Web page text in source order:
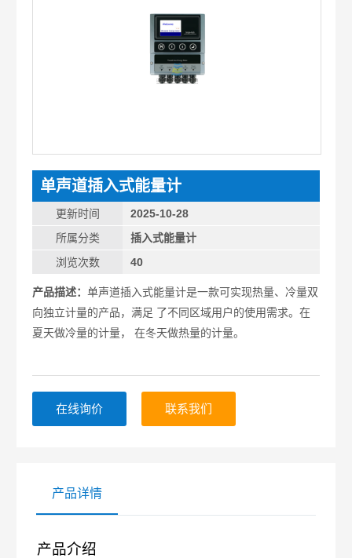
单声道插入式能量计
更新时间
2025-10-28
所属分类
插入式能量计
浏览次数
40
产品描述：单声道插入式能量计是一款可实现热量、冷量双
向独立计量的产品，满足 了不同区域用户的使用需求。在
夏天做冷量的计量， 在冬天做热量的计量。
在线询价 联系我们
产品详情
产品介绍